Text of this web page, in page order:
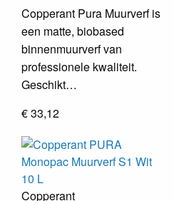
Copperant Pura Muurverf is
een matte, biobased
binnenmuurverf van
professionele kwaliteit.
Geschikt…
€ 33,12
Copperant